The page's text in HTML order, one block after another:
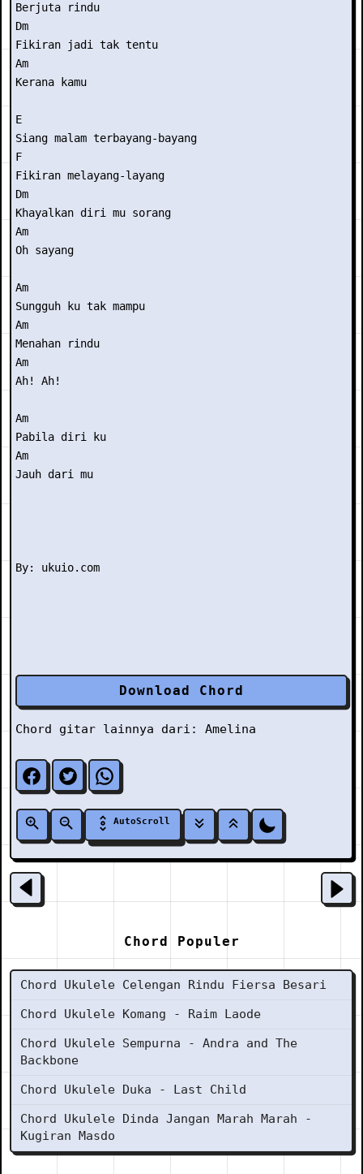
Berjuta rindu
Dm
Fikiran jadi tak tentu
Am
Kerana kamu
E
Siang malam terbayang-bayang
F
Fikiran melayang-layang
Dm
Khayalkan diri mu sorang
Am
Oh sayang
Am
Sungguh ku tak mampu
Am
Menahan rindu
Am
Ah! Ah!
Am
Pabila diri ku
Am
Jauh dari mu
Download Chord
Chord gitar lainnya dari: Amelina
AutoScroll
Chord Populer
Chord Ukulele Celengan Rindu Fiersa Besari
Chord Ukulele Komang - Raim Laode
Chord Ukulele Sempurna - Andra and The
Backbone
Chord Ukulele Duka - Last Child
Chord Ukulele Dinda Jangan Marah Marah -
Kugiran Masdo